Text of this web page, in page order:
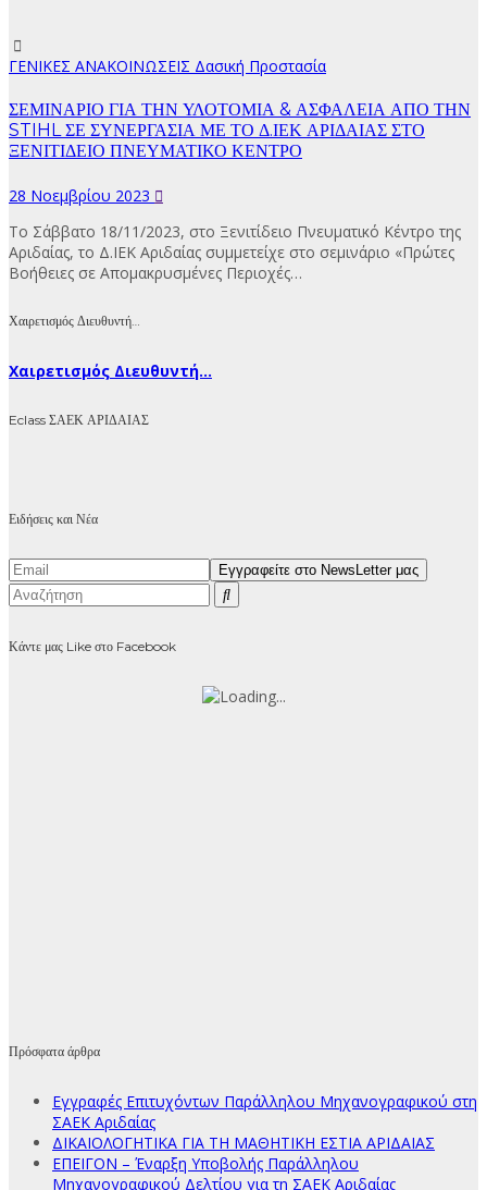
ΓΕΝΙΚΕΣ ΑΝΑΚΟΙΝΩΣΕΙΣ Δασική Προστασία
ΣΕΜΙΝΑΡΙΟ ΓΙΑ ΤΗΝ ΥΛΟΤΟΜΙΑ & ΑΣΦΑΛΕΙΑ ΑΠΟ ΤΗΝ
STIHL ΣΕ ΣΥΝΕΡΓΑΣΙΑ ΜΕ ΤΟ Δ.ΙΕΚ ΑΡΙΔΑΙΑΣ ΣΤΟ
ΞΕΝΙΤΙΔΕΙΟ ΠΝΕΥΜΑΤΙΚΟ ΚΕΝΤΡΟ
28 Νοεμβρίου 2023
Το Σάββατο 18/11/2023, στο Ξενιτίδειο Πνευματικό Κέντρο της
Αριδαίας, το Δ.ΙΕΚ Αριδαίας συμμετείχε στο σεμινάριο «Πρώτες
Βοήθειες σε Απομακρυσμένες Περιοχές…
Χαιρετισμός Διευθυντή…
Χαιρετισμός Διευθυντή...
Eclass ΣΑΕΚ ΑΡΙΔΑΙΑΣ
Ειδήσεις και Νέα
Κάντε μας Like στο Facebook
Πρόσφατα άρθρα
Εγγραφές Επιτυχόντων Παράλληλου Μηχανογραφικού στη
ΣΑΕΚ Αριδαίας
ΔΙΚΑΙΟΛΟΓΗΤΙΚΑ ΓΙΑ ΤΗ ΜΑΘΗΤΙΚΗ ΕΣΤΙΑ ΑΡΙΔΑΙΑΣ
ΕΠΕΙΓΟΝ – Έναρξη Υποβολής Παράλληλου
Μηχανογραφικού Δελτίου για τη ΣΑΕΚ Αριδαίας